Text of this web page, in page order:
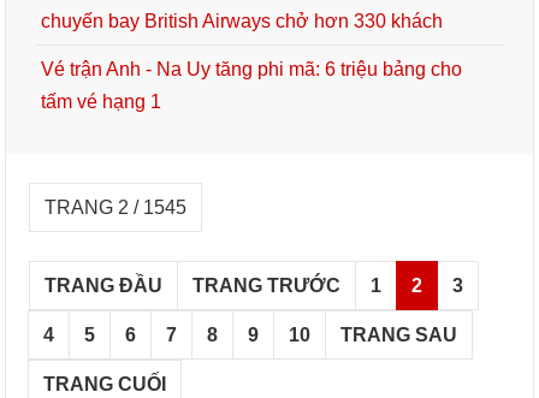
chuyến bay British Airways chở hơn 330 khách
Vé trận Anh - Na Uy tăng phi mã: 6 triệu bảng cho
tấm vé hạng 1
TRANG 2 / 1545
TRANG ĐẦU TRANG TRƯỚC 1 2 3
4 5 6 7 8 9 10 TRANG SAU
TRANG CUỐI